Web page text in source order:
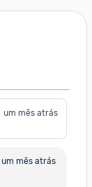
um mês atrás
um mês atrás